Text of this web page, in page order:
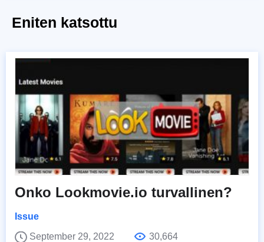
Eniten katsottu
Onko Lookmovie.io turvallinen?
Issue
September 29, 2022
30,664